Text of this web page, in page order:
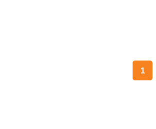
1